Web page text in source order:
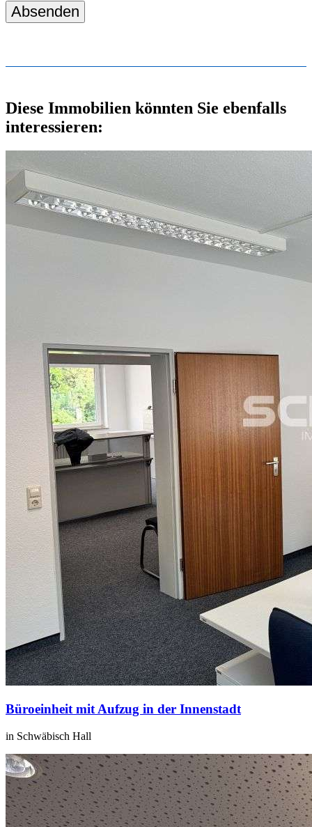
Absenden
Diese Immobilien könnten Sie ebenfalls
interessieren:
Büroeinheit mit Aufzug in der Innenstadt
in Schwäbisch Hall